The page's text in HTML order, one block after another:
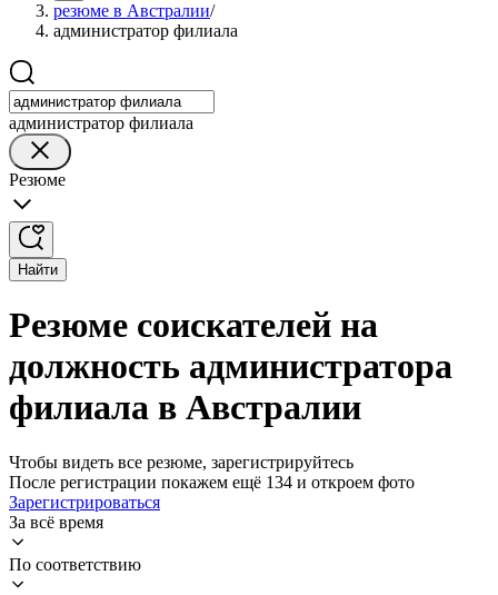
резюме в Австралии/
администратор филиала
администратор филиала
Резюме
Найти
Резюме соискателей на
должность администратора
филиала в Австралии
Чтобы видеть все резюме, зарегистрируйтесь
После регистрации покажем ещё 134 и откроем фото
Зарегистрироваться
За всё время
По соответствию